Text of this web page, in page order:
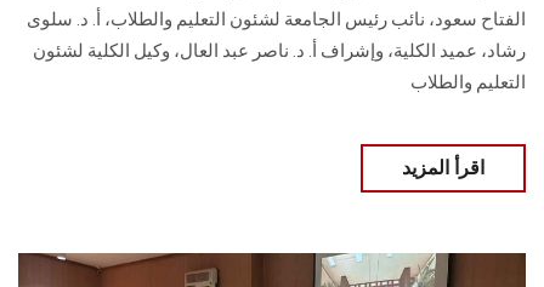
الفتاح سعود، نائب رئيس الجامعة لشئون التعليم والطلاب، أ. د. سلوى
رشاد، عميد الكلية، وإشراف أ. د. ناصر عبد العال، وكيل الكلية لشئون
التعليم والطلاب
اقرأ المزيد